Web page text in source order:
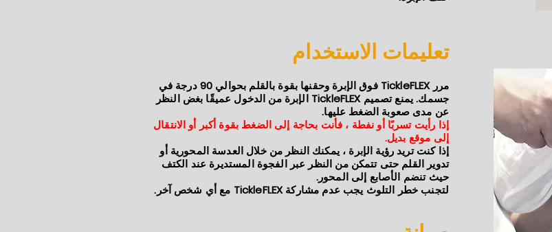
تعليمات الاستخدام
مرر TickleFLEX فوق الإبرة وحقنها بقوة بالقلم بحوالي 90 درجة في
جسمك. يمنع تصميم TickleFLEX الإبرة من الدخول عميقًا بغض النظر
عن مدى صعوبة الضغط عليها.
إذا رأيت تسربًا أو نفطة ، فأنت بحاجة إلى الضغط بقوة أكبر أو الانتقال
إلى موقع بديل.
إذا كنت تريد رؤية الإبرة ، يمكنك النظر من خلال العدسة المحورية أو
تدوير القلم حتى تتمكن من النظر عبر الفجوة المستديرة عند الكتف
حيث تنضم الأصابع إلى المحور.
لتجنب خطر التلوث يجب عدم مشاركة TickleFLEX مع أي شخص آخر.